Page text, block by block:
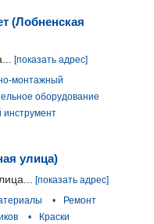
(Лобненская
[показать адрес]
монтажный
оборудование
инструмент
улица)
[показать адрес]
•
Ремонт
•
Краски